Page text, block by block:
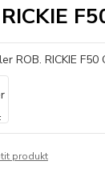
produkt